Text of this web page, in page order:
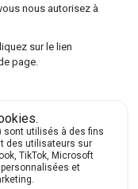
pour
se référant aux
naturellement
le volume
Utiliser des
helps reduce